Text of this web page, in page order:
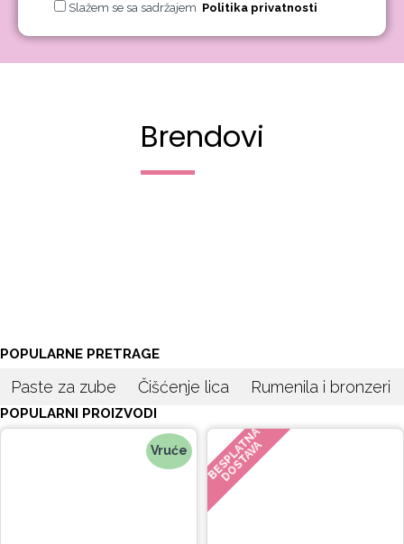
Slažem se sa sadržajem Politika privatnosti
Brendovi
POPULARNE PRETRAGE
Paste za zube Čišćenje lica Rumenila i bronzeri
POPULARNI PROIZVODI
Vruće BESPLATNA
DOSTAVA